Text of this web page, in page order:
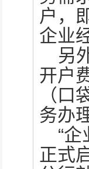
户，
企业
另
开户
（
务办
“
正式